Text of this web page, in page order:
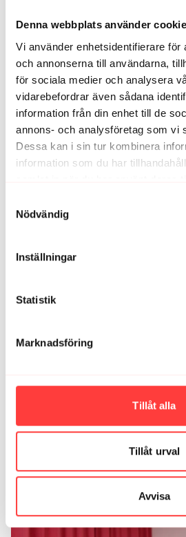
Denna webbplats använder
Vi använder enhetsidentifierare för
och annonserna till användarna,
för sociala medier och analysera
vidarebefordrar även sådana
information från din enhet till de
annons- och analysföretag som vi
Dessa kan i sin tur kombinera
information som du har
Nödvändig
Inställningar
Statistik
Marknadsföring
Tillåt alla
Tillåt urval
Avvisa
1
Frida S. januari 06, 2025
Fantastiskt pass! Otto light
1
Marie A. april 11, 2024
Förslag på rörelse o, man inte
träna för att klara den?
Carina O.
1
Stina R.